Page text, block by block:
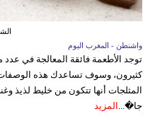
واشنطن - المغرب اليوم
توجد الأطعمة فائقة المعالجة في
كثيرون، وسوف تساعدك هذه الوصفات
المثلجات أنها تتكون من خليط لذيذ
جا�... المزيد